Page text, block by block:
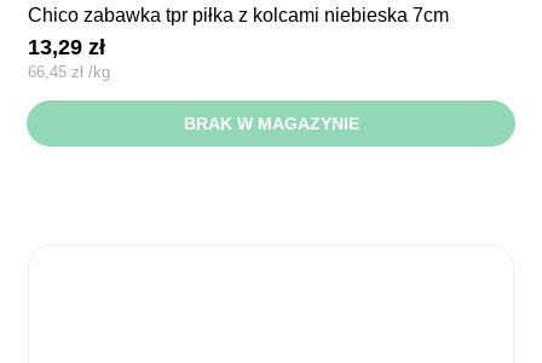
chico zabawka tpr piłka z kolcami niebieska 7cm
13,29zł
66,45zł /kg
BRAK W MAGAZYNIE